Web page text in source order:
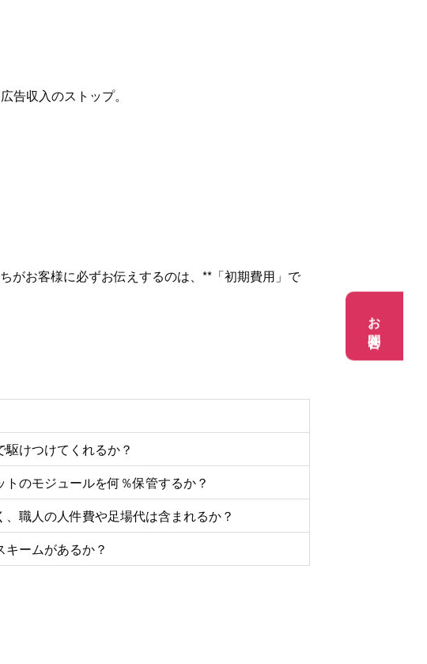
告収入のストップ。
がお客様に必ずお伝えするのは、**「初期費用」で
けつけてくれるか？
のモジュールを何％保管するか？
、職人の人件費や足場代は含まれるか？
ームがあるか？
お問合せ